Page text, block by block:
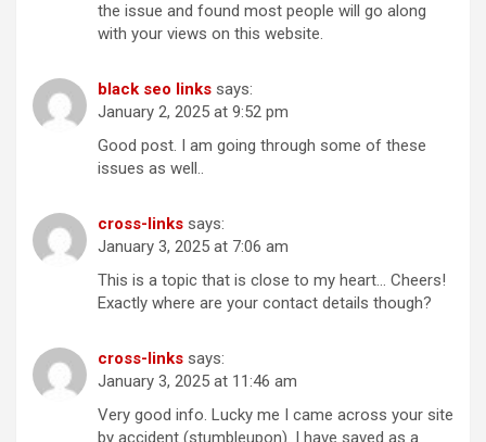
the issue and found most people will go along
with your views on this website.
black seo links says:
January 2, 2025 at 9:52 pm
Good post. I am going through some of these
issues as well..
cross-links says:
January 3, 2025 at 7:06 am
This is a topic that is close to my heart… Cheers!
Exactly where are your contact details though?
cross-links says:
January 3, 2025 at 11:46 am
Very good info. Lucky me I came across your site
by accident (stumbleupon). I have saved as a